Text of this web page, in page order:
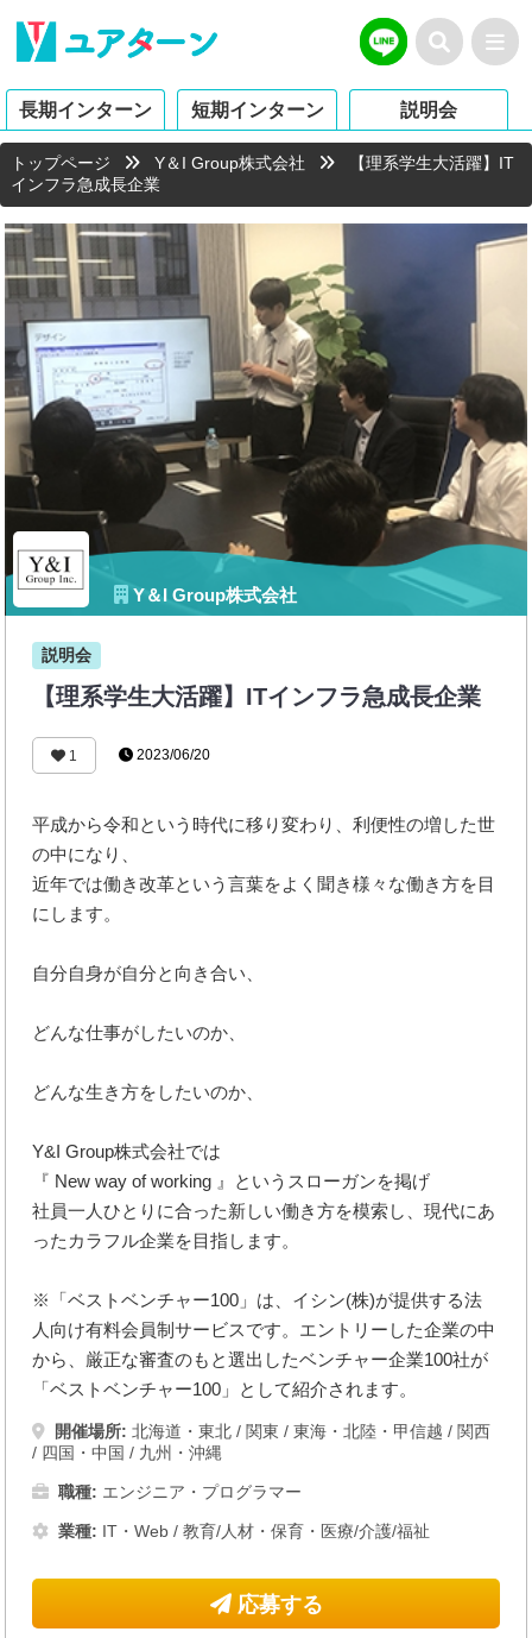
長期インターン 短期インターン 説明会
トップページ Y＆I Group株式会社
【理系学生大活躍】IT
インフラ急成長企業
Y＆I Group株式会社
説明会
【理系学生大活躍】ITインフラ急成長企業
1 2023/06/20
平成から令和という時代に移り変わり、利便性の増した世
の中になり、
近年では働き改革という言葉をよく聞き様々な働き方を目
にします。
自分自身が自分と向き合い、
どんな仕事がしたいのか、
どんな生き方をしたいのか、
Y&I Group株式会社では
『 New way of working 』というスローガンを掲げ
社員一人ひとりに合った新しい働き方を模索し、現代にあ
ったカラフル企業を目指します。
※「ベストベンチャー100」は、イシン(株)が提供する法
人向け有料会員制サービスです。エントリーした企業の中
から、厳正な審査のもと選出したベンチャー企業100社が
「ベストベンチャー100」として紹介されます。
開催場所: 北海道・東北 / 関東 /東海・北陸・甲信越 / 関西
/ 四国・中国 / 九州・沖縄
職種: エンジニア・プログラマー
業種: IT・Web /教育/人材・保育・医療/介護/福祉
応募する